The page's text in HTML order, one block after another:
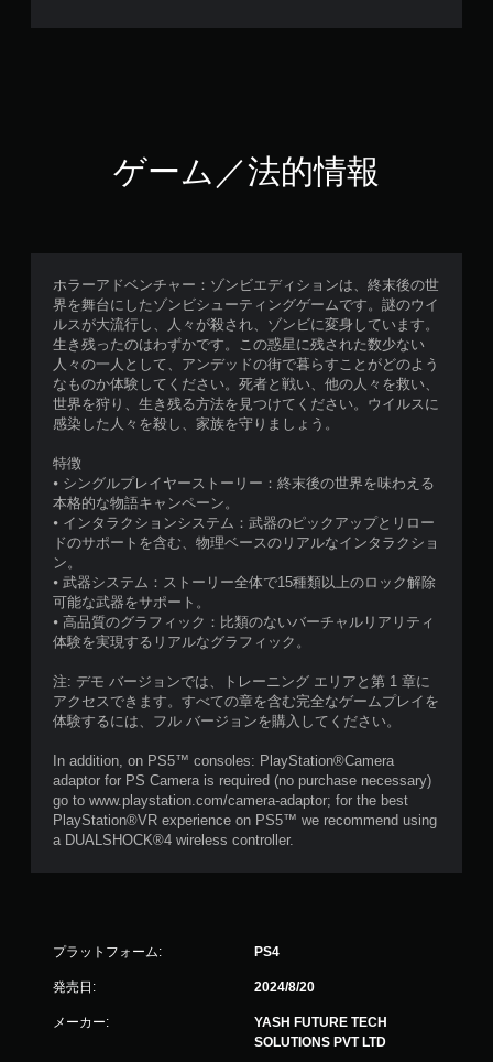
ゲーム／法的情報
ホラーアドベンチャー：ゾンビエディションは、終末後の世
界を舞台にしたゾンビシューティングゲームです。謎のウイ
ルスが大流行し、人々が殺され、ゾンビに変身しています。
生き残ったのはわずかです。この惑星に残された数少ない
人々の一人として、アンデッドの街で暮らすことがどのよう
なものか体験してください。死者と戦い、他の人々を救い、
世界を狩り、生き残る方法を見つけてください。ウイルスに
感染した人々を殺し、家族を守りましょう。
特徴
⦁ シングルプレイヤーストーリー：終末後の世界を味わえる
本格的な物語キャンペーン。
⦁ インタラクションシステム：武器のピックアップとリロー
ドのサポートを含む、物理ベースのリアルなインタラクショ
ン。
⦁ 武器システム：ストーリー全体で15種類以上のロック解除
可能な武器をサポート。
⦁ 高品質のグラフィック：比類のないバーチャルリアリティ
体験を実現するリアルなグラフィック。
注: デモ バージョンでは、トレーニング エリアと第 1 章に
アクセスできます。すべての章を含む完全なゲームプレイを
体験するには、フル バージョンを購入してください。
In addition, on PS5™ consoles: PlayStation®Camera
adaptor for PS Camera is required (no purchase necessary)
go to www.playstation.com/camera-adaptor; for the best
PlayStation®VR experience on PS5™ we recommend using
a DUALSHOCK®4 wireless controller.
プラットフォーム: PS4
発売日: 2024/8/20
メーカー:
YASH FUTURE TECH
SOLUTIONS PVT LTD